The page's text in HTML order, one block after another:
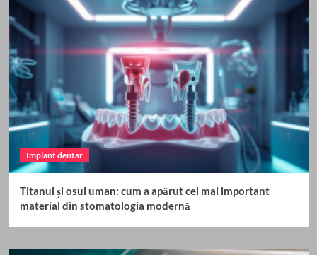
Implant dentar
Titanul și osul uman: cum a apărut cel mai important
material din stomatologia modernă